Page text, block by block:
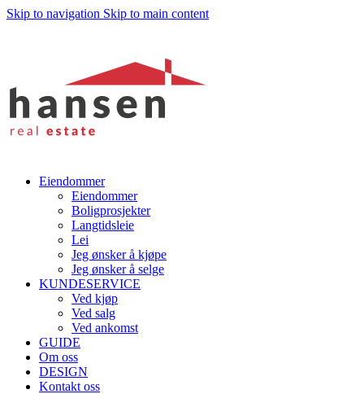
Skip to navigation Skip to main content
Eiendommer
Eiendommer
Boligprosjekter
Langtidsleie
Lei
Jeg ønsker å kjøpe
Jeg ønsker å selge
KUNDESERVICE
Ved kjøp
Ved salg
Ved ankomst
GUIDE
Om oss
DESIGN
Kontakt oss